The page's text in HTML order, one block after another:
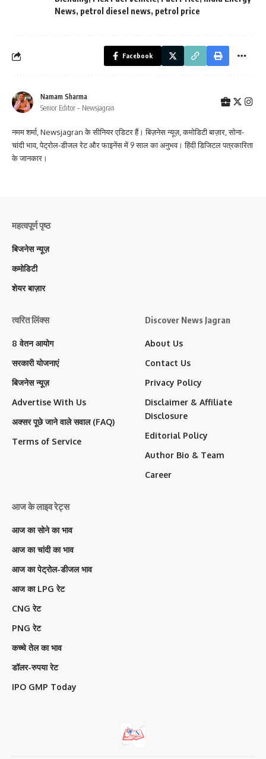
News, petrol diesel news, petrol price
Facebook
Namam Sharma
Senior Editor – Newsjagran
नमम शर्मा, Newsjagran के सीनियर एडिटर हैं। बिज़नेस न्यूज़, कमोडिटी बाज़ार, सोना-
चांदी भाव, पेट्रोल-डीजल रेट और फाइनेंस में 9 साल का अनुभव। हिंदी डिजिटल पत्रकारिता
के जानकार।
महत्वपूर्ण पृष्ठ
बिजनेस न्यूज़
कमोडिटी
शेयर बाज़ार
त्वरित लिंक्स
8 वेतन आयोग
सरकारी योजनाएं
बिजनेस न्यूज़
Advertise With Us
अक्सर पूछे जाने वाले सवाल (FAQ)
Terms of Service
Discover News Jagran
About Us
Contact Us
Privacy Policy
Disclaimer & Affiliate
Disclosure
Editorial Policy
Author Bio & Team
Career
आज के लाइव रेट्स
आज का सोने का भाव
आज का चांदी का भाव
आज का पेट्रोल-डीजल भाव
आज का LPG रेट
CNG रेट
PNG रेट
कच्चे तेल का भाव
डॉलर-रुपया रेट
IPO GMP Today